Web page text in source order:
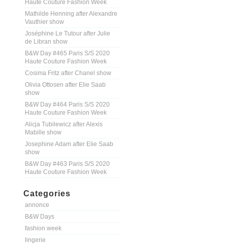
Haute Couture Fashion Week
Mathilde Henning after Alexandre
Vauthier show
Joséphine Le Tutour after Julie
de Libran show
B&W Day #465 Paris S/S 2020
Haute Couture Fashion Week
Cosima Fritz after Chanel show
Olivia Ottosen after Elie Saab
show
B&W Day #464 Paris S/S 2020
Haute Couture Fashion Week
Alicja Tubilewicz after Alexis
Mabille show
Josephine Adam after Elie Saab
show
B&W Day #463 Paris S/S 2020
Haute Couture Fashion Week
Categories
annonce
B&W Days
fashion week
lingerie